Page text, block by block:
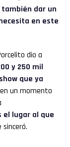
también dar un
en este
dio a
y 250 mil
que ya
un momento
el lugar al que
sinceró.